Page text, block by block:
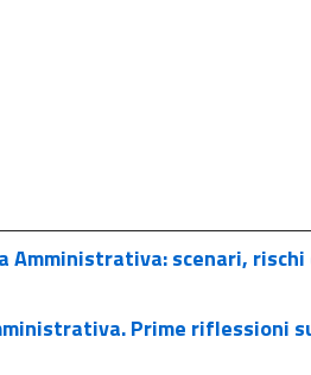
Amministrativa: scenari, rischi
Prime riflessioni